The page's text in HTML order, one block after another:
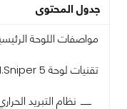
جدول المحتوى
مواصفات اللوحة
تقنيات لوحة Gigabyte G1.Sniper 5:
نظام التبريد